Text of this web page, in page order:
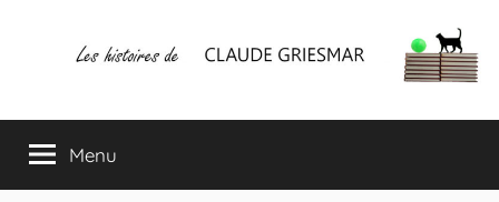
Les
histoires
mes
Menu